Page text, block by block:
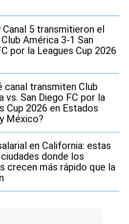
Canal 5 transmitieron el
América 3-1 San
por la Leagues Cup 2026
canal transmiten Club
vs. San Diego FC por la
Cup 2026 en Estados
México?
en California: estas
donde los
crecen más rápido que la